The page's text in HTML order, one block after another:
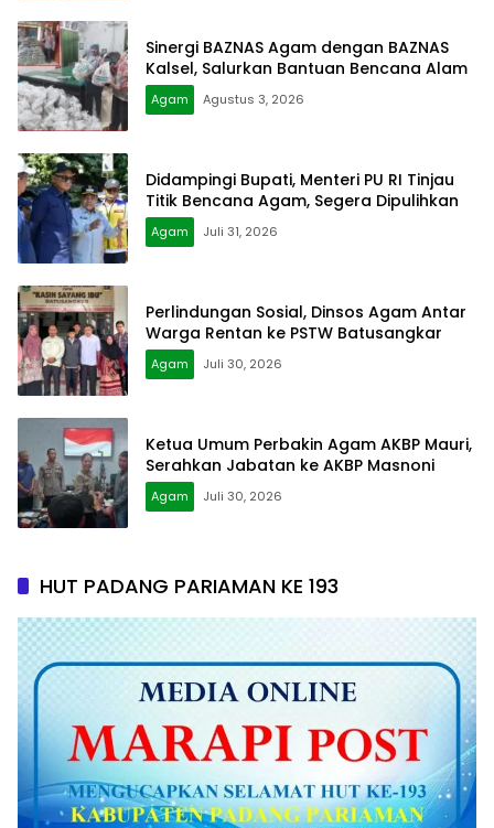
Sinergi BAZNAS Agam dengan BAZNAS
Kalsel, Salurkan Bantuan Bencana Alam
Agam Agustus 3, 2026
Didampingi Bupati, Menteri PU RI Tinjau
Titik Bencana Agam, Segera Dipulihkan
Agam Juli 31, 2026
Perlindungan Sosial, Dinsos Agam Antar
Warga Rentan ke PSTW Batusangkar
Agam Juli 30, 2026
Ketua Umum Perbakin Agam AKBP Mauri,
Serahkan Jabatan ke AKBP Masnoni
Agam Juli 30, 2026
HUT PADANG PARIAMAN KE 193